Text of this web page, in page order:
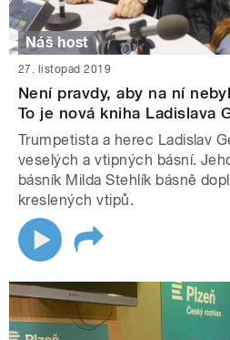
Náš host
27. listopad 2019
Není pravdy, aby na ní
To je nová kniha Ladislava
Trumpetista a herec Ladislav
veselých a vtipných básní.
básník Milda Stehlík básně
kreslených vtipů.